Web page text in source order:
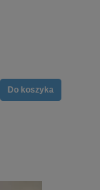
Do koszyka